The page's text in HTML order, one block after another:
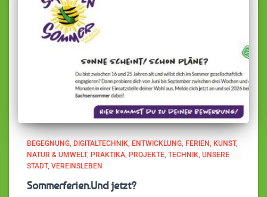
BEGEGNUNG DIGITALTECHNIK ENTWICKLUNG FERIEN KUNST
NATUR & UMWELT PRAKTIKA PROJEKTE TECHNIK UNSERE
STADT VEREINSLEBEN
Sommerferien.Und jetzt?